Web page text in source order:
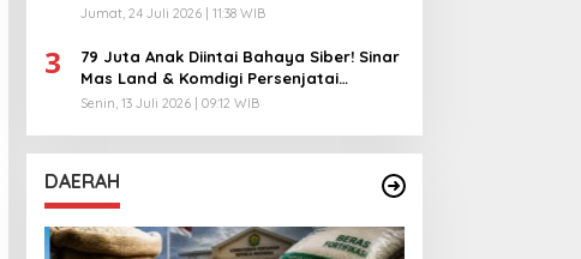
Jumat, 24 Juli 2026 | 11:38 WIB
3
79 Juta Anak Diintai Bahaya Siber! Sinar
Mas Land & Komdigi Persenjatai
Ratusan Guru!
Senin, 13 Juli 2026 | 09:12 WIB
DAERAH